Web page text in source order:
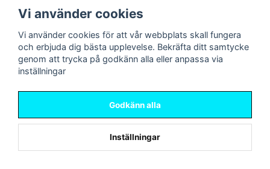
Navigering
Nyheter!
Förbeställning
Mitt konto
Logga in
Registrera dig
Glömt lösenord?
Sociala medier
Vi använder cookies
Vi använder cookies för att vår webbplats skall fungera
och erbjuda dig bästa upplevelse. Bekräfta ditt samtycke
genom att trycka på godkänn alla eller anpassa via
inställningar
Godkänn alla
Inställningar